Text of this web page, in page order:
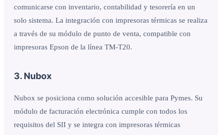
comunicarse con inventario, contabilidad y tesorería en un
solo sistema. La integración con impresoras térmicas se realiza
a través de su módulo de punto de venta, compatible con
impresoras Epson de la línea TM-T20.
3. Nubox
Nubox se posiciona como solución accesible para Pymes. Su
módulo de facturación electrónica cumple con todos los
requisitos del SII y se integra con impresoras térmicas